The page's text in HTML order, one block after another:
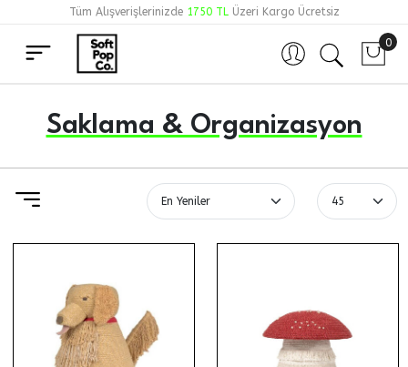
Tüm Alışverişlerinizde 1750 TLÜzeri Kargo Ücretsiz
Hesabım 0
Saklama & Organizasyon